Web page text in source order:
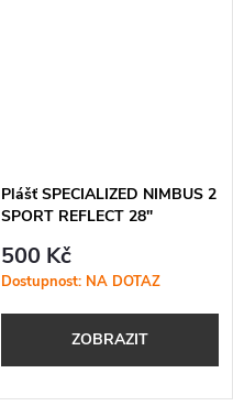
Plášť SPECIALIZED NIMBUS 2
SPORT REFLECT 28"
500 Kč
Dostupnost: NA DOTAZ
ZOBRAZIT